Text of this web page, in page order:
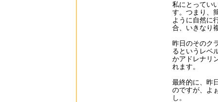
私にとってい
す。つまり、
ように自然に
合、いきなり
昨日のそのク
るというレベ
かアドレナリ
れます。
最終的に、昨
のですが、よ
し。